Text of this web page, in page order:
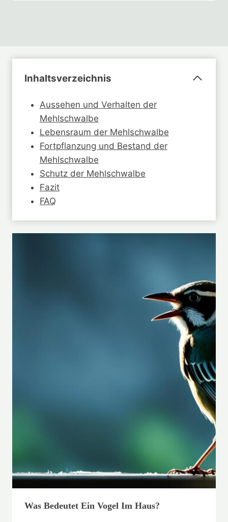
Inhaltsverzeichnis
Aussehen und Verhalten der
Mehlschwalbe
Lebensraum der Mehlschwalbe
Fortpflanzung und Bestand der
Mehlschwalbe
Schutz der Mehlschwalbe
Fazit
FAQ
Was Bedeutet Ein Vogel Im Haus?